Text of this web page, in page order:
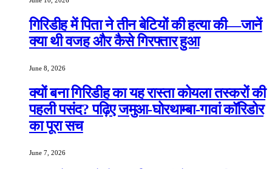
गिरिडीह में पिता ने तीन बेटियों की हत्या की—जानें
क्या थी वजह और कैसे गिरफ्तार हुआ
June 8, 2026
क्यों बना गिरिडीह का यह रास्ता कोयला तस्करों की
पहली पसंद? पढ़िए जमुआ-घोरथाम्बा-गावां कॉरिडोर
का पूरा सच
June 7, 2026